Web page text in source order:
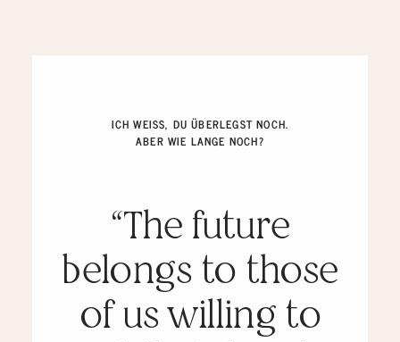
ICH WEISS, DU ÜBERLEGST NOCH.
ABER WIE LANGE NOCH?
“The future
belongs to those
of us willing to